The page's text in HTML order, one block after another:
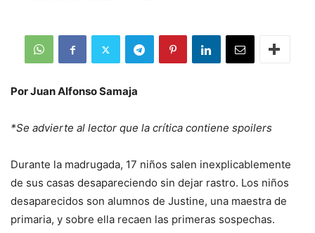
Por Juan Alfonso Samaja
*Se advierte al lector que la crítica contiene spoilers
Durante la madrugada, 17 niños salen inexplicablemente
de sus casas desapareciendo sin dejar rastro. Los niños
desaparecidos son alumnos de Justine, una maestra de
primaria, y sobre ella recaen las primeras sospechas.